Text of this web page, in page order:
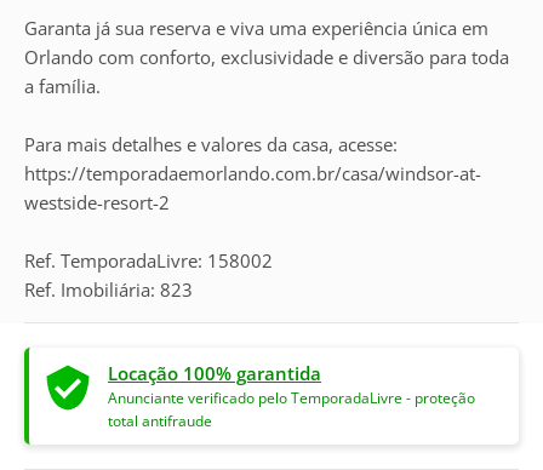
Garanta já sua reserva e viva uma experiência única em
Orlando com conforto, exclusividade e diversão para toda
a família.
Para mais detalhes e valores da casa, acesse:
https://temporadaemorlando.com.br/casa/windsor-at-
westside-resort-2
Ref. TemporadaLivre: 158002
Ref. Imobiliária: 823
Locação 100% garantida
Anunciante verificado pelo TemporadaLivre - proteção
total antifraude